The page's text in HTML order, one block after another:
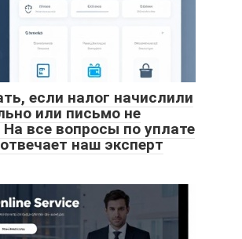
если налог начислили
или письмо не
все вопросы по уплате
наш эксперт